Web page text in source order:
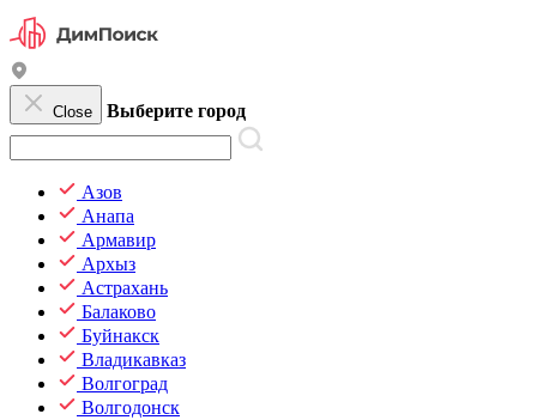
Close Выберите город
Азов
Анапа
Армавир
Архыз
Астрахань
Балаково
Буйнакск
Владикавказ
Волгоград
Волгодонск